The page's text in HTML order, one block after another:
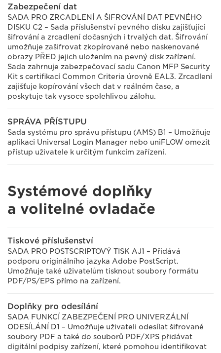
Zabezpečení dat
SADA PRO ZRCADLENÍ A ŠIFROVÁNÍ DAT PEVNÉHO
DISKU C2 – Sada příslušenství pevného disku zajišťující
šifrování a zrcadlení dočasných i trvalých dat. Šifrování
umožňuje zašifrovat zkopírované nebo naskenované
obrazy PŘED jejich uložením na pevný disk zařízení.
Sada zahrnuje zabezpečovací sadu Canon MFP Security
Kit s certifikací Common Criteria úrovně EAL3. Zrcadlení
zajišťuje kopírování všech dat v reálném čase, a
poskytuje tak vysoce spolehlivou zálohu.
SPRÁVA PŘÍSTUPU
Sada systému pro správu přístupu (AMS) B1 – Umožňuje
aplikaci Universal Login Manager nebo uniFLOW omezit
přístup uživatele k určitým funkcím zařízení.
Systémové doplňky
a volitelné ovladače
Tiskové příslušenství
SADA PRO POSTSCRIPTOVÝ TISK AJ1 – Přidává
podporu originálního jazyka Adobe PostScript.
Umožňuje také uživatelům tisknout soubory formátu
PDF/PS/EPS přímo na zařízení.
Doplňky pro odesílání
SADA FUNKCÍ ZABEZPEČENÍ PRO UNIVERZÁLNÍ
ODESÍLÁNÍ D1 – Umožňuje uživateli odesílat šifrované
soubory PDF a také do souborů PDF/XPS přidávat
digitální podpisy zařízení, které pomohou identifikovat